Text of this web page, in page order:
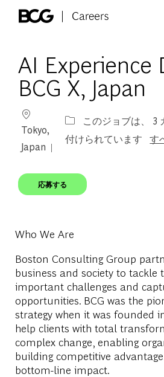
AI Experience
BCG X, Japan
場所
Tokyo,
Japan
このジョブは、 3
付けられています
す
応募する
Who We Are
Boston Consulting Group
business and society to tackle
important challenges and
opportunities. BCG was the
strategy when it was founded
help clients with total
complex change, enabling
building competitive
bottom-line impact.